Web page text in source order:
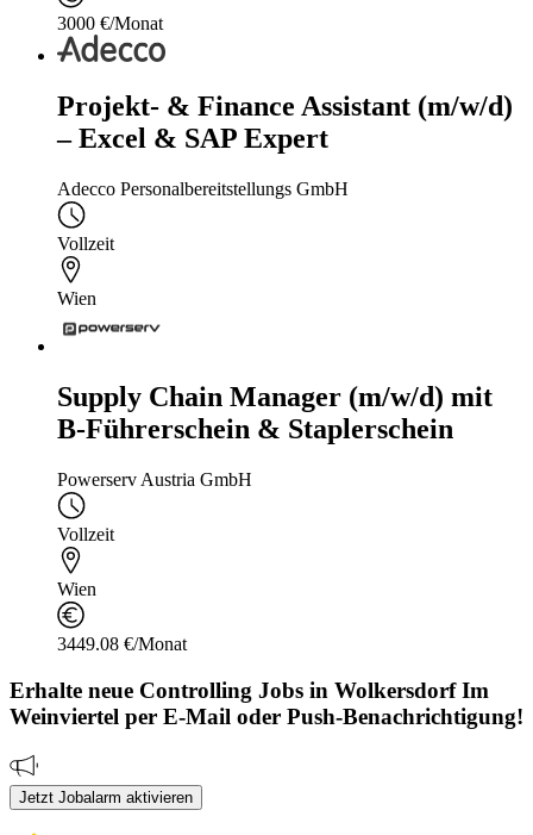
3000 €/Monat
Projekt- & Finance Assistant (m/w/d)
– Excel & SAP Expert
Adecco Personalbereitstellungs GmbH
Vollzeit
Wien
Supply Chain Manager (m/w/d) mit
B-Führerschein & Staplerschein
Powerserv Austria GmbH
Vollzeit
Wien
3449.08 €/Monat
Erhalte neue Controlling Jobs in Wolkersdorf Im
Weinviertel per E-Mail oder Push-Benachrichtigung!
Jetzt Jobalarm aktivieren